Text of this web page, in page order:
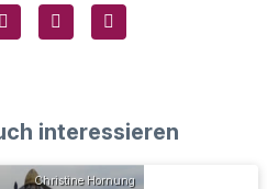
interessieren
Christine Hornung